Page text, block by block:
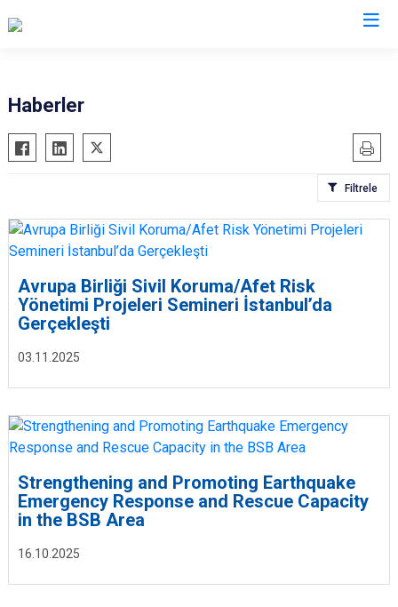
Haberler
Filtrele
03.11.2025
Avrupa Birliği Sivil Koruma/Afet Risk
Yönetimi Projeleri Semineri İstanbul’da
Gerçekleşti
16.10.2025
Strengthening and Promoting Earthquake
Emergency Response and Rescue Capacity
in the BSB Area